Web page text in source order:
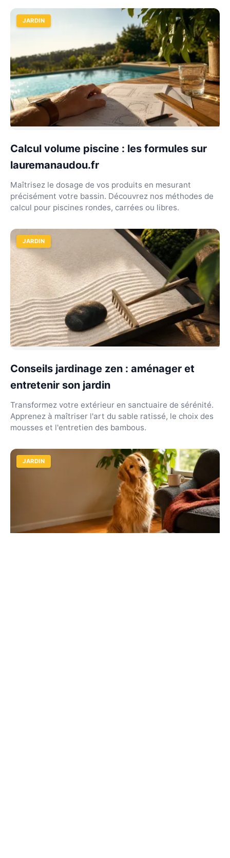
JARDIN
Calcul volume piscine : les formules sur
lauremanaudou.fr
Maîtrisez le dosage de vos produits en mesurant
précisément votre bassin. Découvrez nos méthodes de
calcul pour piscines rondes, carrées ou libres.
JARDIN
Conseils jardinage zen : aménager et
entretenir son jardin
Transformez votre extérieur en sanctuaire de sérénité.
Apprenez à maîtriser l'art du sable ratissé, le choix des
mousses et l'entretien des bambous.
JARDIN